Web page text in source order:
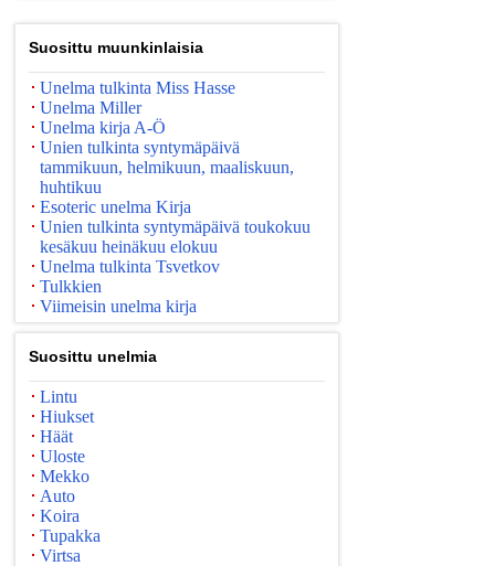
Suosittu muunkinlaisia
Unelma tulkinta Miss Hasse
Unelma Miller
Unelma kirja A-Ö
Unien tulkinta syntymäpäivä
tammikuun, helmikuun, maaliskuun,
huhtikuu
Esoteric unelma Kirja
Unien tulkinta syntymäpäivä toukokuu
kesäkuu heinäkuu elokuu
Unelma tulkinta Tsvetkov
Tulkkien
Viimeisin unelma kirja
Suosittu unelmia
Lintu
Hiukset
Häät
Uloste
Mekko
Auto
Koira
Tupakka
Virtsa